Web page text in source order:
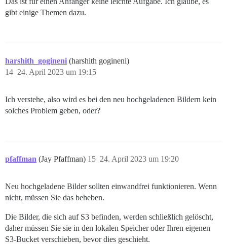
gibt einige Themen dazu.
harshith_gogineni (harshith gogineni)
24. April 2023 um 19:15
14
Ich verstehe, also wird es bei den neu hochgeladenen Bildern kein
solches Problem geben, oder?
pfaffman (Jay Pfaffman) 24. April 2023 um 19:20
15
Neu hochgeladene Bilder sollten einwandfrei funktionieren. Wenn
nicht, müssen Sie das beheben.
Die Bilder, die sich auf S3 befinden, werden schließlich gelöscht,
daher müssen Sie sie in den lokalen Speicher oder Ihren eigenen
S3-Bucket verschieben, bevor dies geschieht.